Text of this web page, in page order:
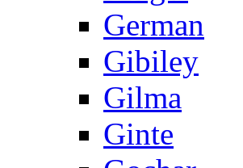
German
Gibiley
Gilma
Ginte